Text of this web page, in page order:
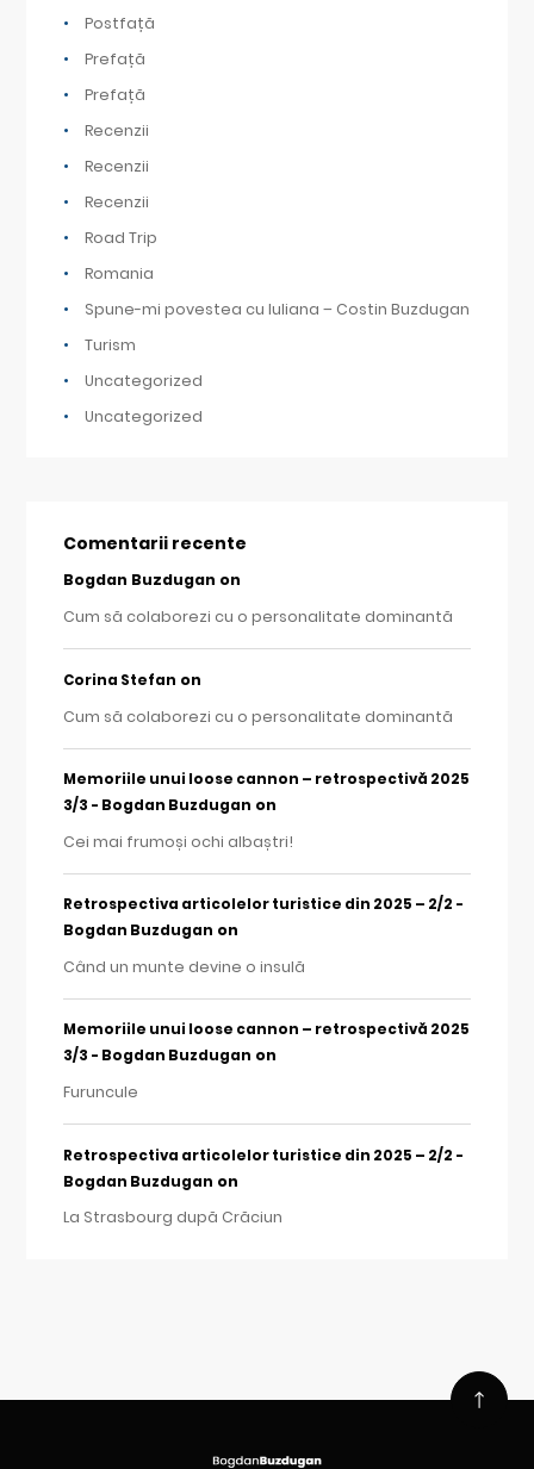
Postfață
Prefață
Prefață
Recenzii
Recenzii
Recenzii
Road Trip
Romania
Spune-mi povestea cu Iuliana – Costin Buzdugan
Turism
Uncategorized
Uncategorized
Comentarii recente
Bogdan Buzdugan on
Cum să colaborezi cu o personalitate dominantă
Corina Stefan on
Cum să colaborezi cu o personalitate dominantă
Memoriile unui loose cannon – retrospectivă 2025
3/3 - Bogdan Buzdugan on
Cei mai frumoși ochi albaștri!
Retrospectiva articolelor turistice din 2025 – 2/2 -
Bogdan Buzdugan on
Când un munte devine o insulă
Memoriile unui loose cannon – retrospectivă 2025
3/3 - Bogdan Buzdugan on
Furuncule
Retrospectiva articolelor turistice din 2025 – 2/2 -
Bogdan Buzdugan on
La Strasbourg după Crăciun